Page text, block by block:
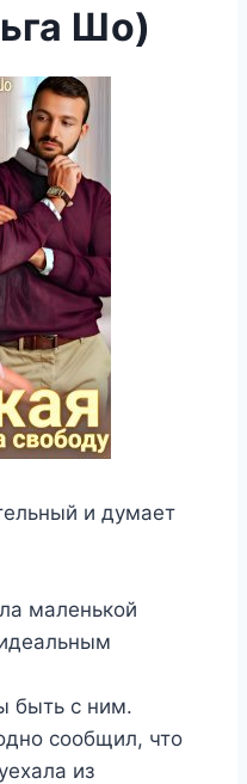
Шо)
и думает
маленькой
быть с ним.
сообщил, что
из